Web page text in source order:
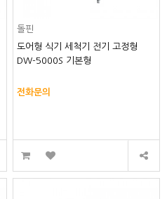
돌핀
도어형 식기 세척기 전기 고정형
DW-5000S 기본형
전화문의